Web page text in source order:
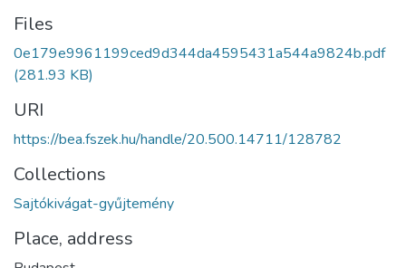
Files
0e179e9961199ced9d344da4595431a544a9824b.pdf
(281.93 KB)
URI
https://bea.fszek.hu/handle/20.500.14711/128782
Collections
Sajtókivágat-gyűjtemény
Place, address